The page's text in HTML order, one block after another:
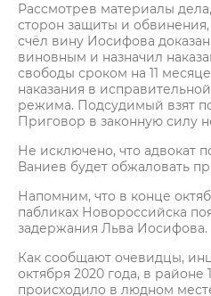
Рассмотрев материалы
сторон защиты и
счёл вину Иосифова
виновным и назначил
свободы сроком на 11
наказания в
режима. Подсудимый взят
Приговор в законную силу
Не исключено, что адвокат
Ваниев будет обжаловать
Напомним, что в конце
пабликах Новороссийска
задержания Льва Иосифова.
Как сообщают очевидцы,
октября 2020 года, в районе
происходило в людном